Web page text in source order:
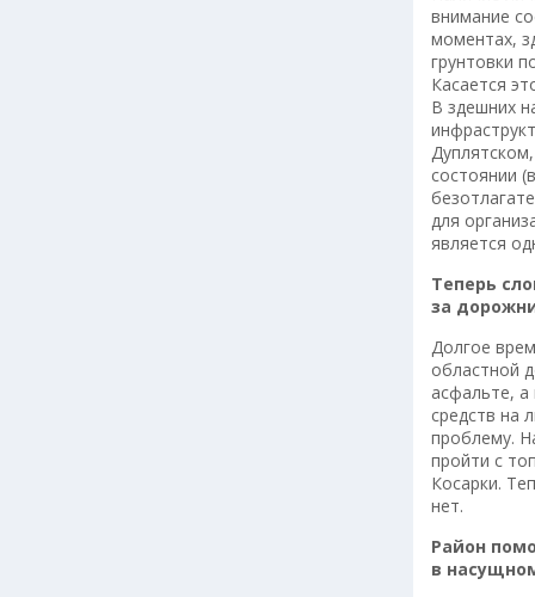
внимание
моментах,
грунтовки
Касается
В здешних
состоянии
для
является
Теперь
за
Долгое
областной
асфальте, а
средств на
проблему.
пройти с
Косарки.
нет.
Район
в